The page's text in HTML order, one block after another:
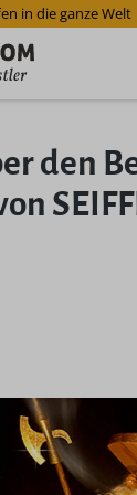
in die ganze Welt
den